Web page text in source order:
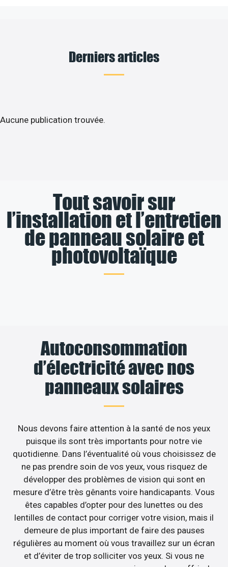
Derniers articles
Aucune publication trouvée.
Tout savoir sur
l’installation et l’entretien
de panneau solaire et
photovoltaïque
Autoconsommation
d’électricité avec nos
panneaux solaires
Nous devons faire attention à la santé de nos yeux
puisque ils sont très importants pour notre vie
quotidienne. Dans l’éventualité où vous choisissez de
ne pas prendre soin de vos yeux, vous risquez de
développer des problèmes de vision qui sont en
mesure d’être très gênants voire handicapants. Vous
êtes capables d’opter pour des lunettes ou des
lentilles de contact pour corriger votre vision, mais il
demeure de plus important de faire des pauses
régulières au moment où vous travaillez sur un écran
et d’éviter de trop solliciter vos yeux. Si vous ne